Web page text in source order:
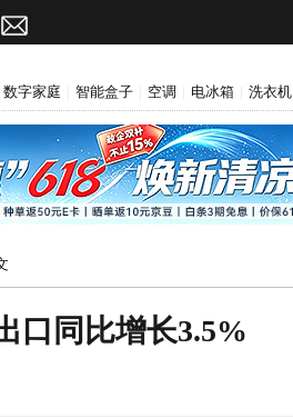
数字家庭 智能盒子 空调 电冰箱 洗衣机
口同比增长3.5%